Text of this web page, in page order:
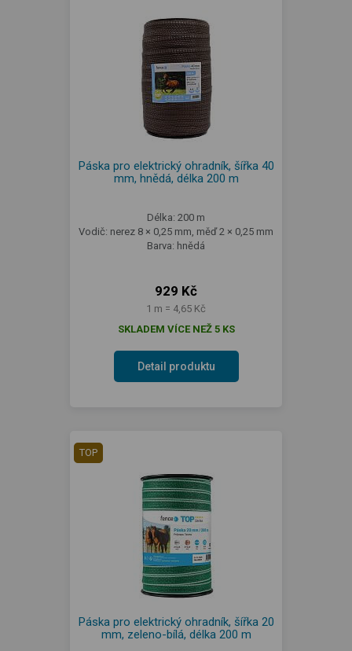
Páska pro elektrický ohradník, šířka 40
mm, hnědá, délka 200 m
Délka: 200 m
Vodič: nerez 8 × 0,25 mm, měď 2 × 0,25 mm
Barva: hnědá
929 Kč
1 m = 4,65 Kč
SKLADEM VÍCE NEŽ 5 KS
Detail produktu
TOP
Páska pro elektrický ohradník, šířka 20
mm, zeleno-bílá, délka 200 m